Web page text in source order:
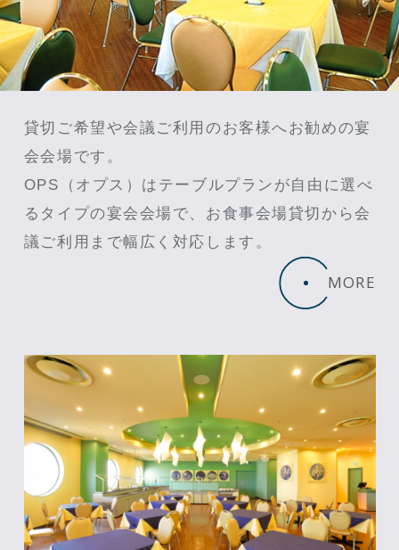
貸切ご希望や会議ご利用のお客様へお勧めの宴
会会場です。
OPS（オプス）はテーブルプランが自由に選べ
るタイプの宴会会場で、お食事会場貸切から会
議ご利用まで幅広く対応します。
MORE